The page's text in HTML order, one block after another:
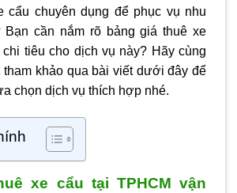
cẩu chuyên dụng để phục vụ nhu
Bạn cần nắm rõ bảng giá thuê xe
tiêu cho dịch vụ này? Hãy cùng
tham khảo qua bài viết dưới đây để
chọn dịch vụ thích hợp nhé.
xe cẩu tại TPHCM vận